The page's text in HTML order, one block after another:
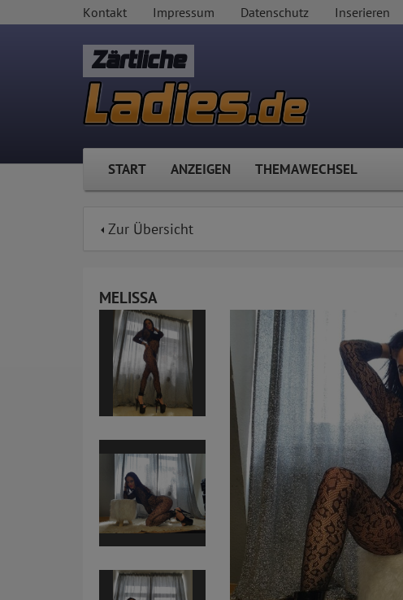
Kontakt Impressum Datenschutz Inserieren
Zärtliche
START ANZEIGEN THEMAWECHSEL
Zur Übersicht
MELISSA